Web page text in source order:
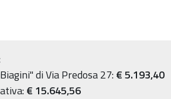
di Via Predosa 27:€ 5.193,40
€ 15.645,56